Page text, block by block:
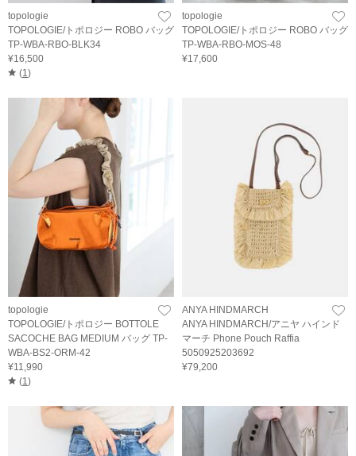
topologie
TOPOLOGIE/トポロジー ROBO バッグ
TP-WBA-RBO-BLK34
¥16,500
(1)
topologie
TOPOLOGIE/トポロジー ROBO バッグ
TP-WBA-RBO-MOS-48
¥17,600
topologie
TOPOLOGIE/トポロジー BOTTOLE
SACOCHE BAG MEDIUM バッグ TP-
WBA-BS2-ORM-42
¥11,990
(1 )
ANYA HINDMARCH
ANYA HINDMARCH/アニヤ ハインド
マーチ Phone Pouch Raffia
5050925203692
¥79,200